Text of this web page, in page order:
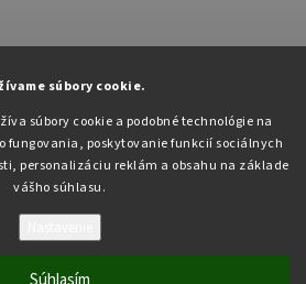
súbory cookie.
súbory cookie a podobné technológie na
fungovania, poskytovanie funkcií sociálnych
personalizáciu reklám a obsahu na základe
vášho súhlasu.
Pabex.sk. Všetky práva vyhradené.
nastavenie cookies